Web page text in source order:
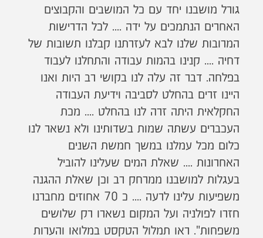
גורל מושבנו יחד עם כל המושבים והקבוצים
האחרים הנתמכים על ידה .... לכל הדרישות
המרובות שלנו לבא לעזרתנו קבלנו תשובות של
דחיה .... קנינו בהמות עבודה והתחלנו לעבוד
בפלחה. דבר זה עלה לנו בקושי רב היות ואנו
היינו זרים בהחלט לסביבה וידיעת העבודה
החקלאית היתה זרה לנו בהחלט .... מכת
העכברים עשתה שמות בשדותינו ולא נשאר לנו
כלום מכל עמלנו במשך חמשת השנים
האחרונות .... שאלת המים שעלינו להוביל
בעגלות למושבנו ממרחק רב וכן שאלת ההגנה
משפיעות עלינו לרעה .... כ 70 אחוזים מחברנו
חזרו לפולניה ועל המקום נשארו רק שלושים
משפחות". ראו תמלול הטקסט במלואו והערות